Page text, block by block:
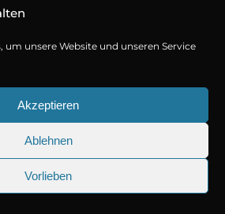
um unsere Website und unseren Service
Akzeptieren
Ablehnen
Vorlieben